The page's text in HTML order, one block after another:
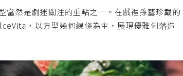
當然是劇迷關注的重點之一。在戲裡孫藝珍戴的
，以方型幾何線條為主，展現優雅俐落造